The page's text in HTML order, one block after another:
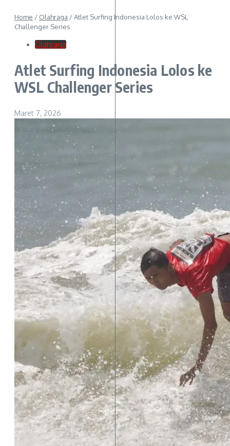
Home / Olahraga /Atlet Surfing Indonesia Lolos ke WSL
Challenger Series
Olahraga
Atlet Surfing Indonesia Lolos ke
WSL Challenger Series
Maret 7, 2026